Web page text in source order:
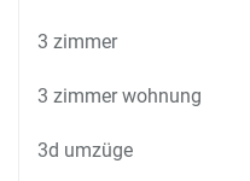
3 zimmer
3 zimmer wohnung
3d umzüge